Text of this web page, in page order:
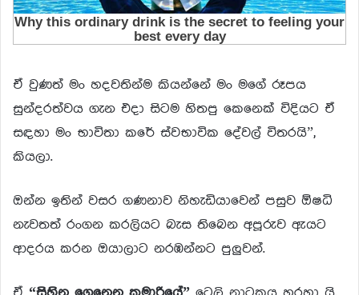
ඒ වුණත් මං හදවතින්ම කියන්නේ මං මගේ රූපය
සුන්දරත්වය ගැන එදා සිටම හිතපු කෙනෙක් විදියට ඒ
සඳහා මං භාවිතා කරේ ස්වභාවික දේවල් විතරයි”,
කියලා.
ඔන්න ඉතින් වසර ගණනාව නිහැඩියාවෙන් පසුව ඕෂධි
නැවතත් රංගන කරලියට බැස තිබෙන අපූරුව ඇයට
ආදරය කරන ඔයාලාට නරඹන්නට පුලුවන්.